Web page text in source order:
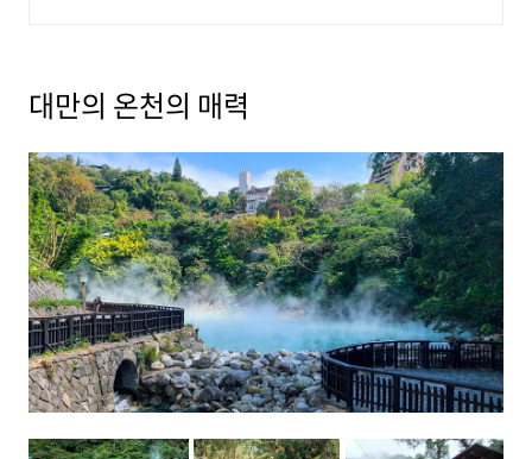
대만의 온천의 매력